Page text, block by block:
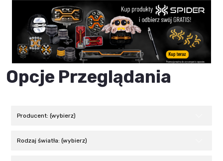
Opcje Przeglądania
Producent: (wybierz)
Rodzaj światła: (wybierz)